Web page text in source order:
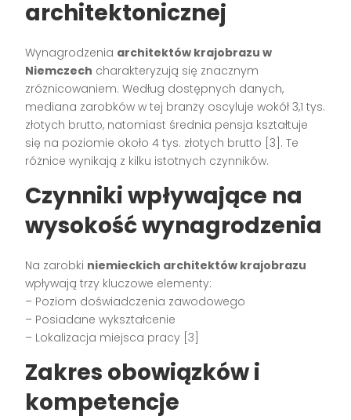
architektonicznej
Wynagrodzenia architektów krajobrazu w
Niemczech charakteryzują się znacznym
zróżnicowaniem. Według dostępnych danych,
mediana zarobków w tej branży oscyluje wokół 3,1 tys.
złotych brutto, natomiast średnia pensja kształtuje
się na poziomie około 4 tys. złotych brutto [3]. Te
różnice wynikają z kilku istotnych czynników.
Czynniki wpływające na
wysokość wynagrodzenia
Na zarobki niemieckich architektów krajobrazu
wpływają trzy kluczowe elementy:
– Poziom doświadczenia zawodowego
– Posiadane wykształcenie
– Lokalizacja miejsca pracy [3]
Zakres obowiązków i
kompetencje